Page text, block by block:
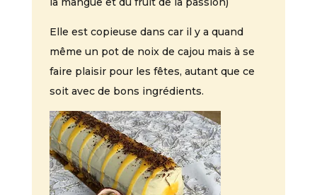
Elle est copieuse dans car il y a quand
même un pot de noix de cajou mais à se
faire plaisir pour les fêtes, autant que ce
soit avec de bons ingrédients.